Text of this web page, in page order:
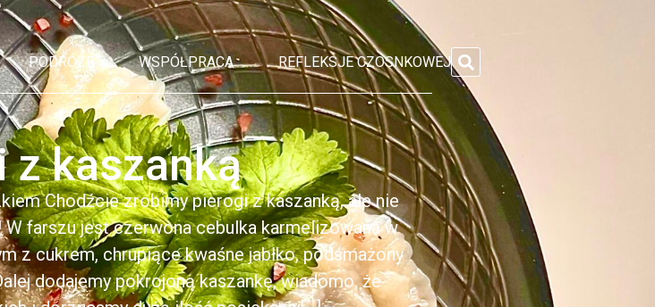
PODRÓŻE WSPÓŁPRACA REFLEKSJE CZOSNKOWEJ
z kaszanką
Chodźcie zrobimy pierogi z kaszanką, ale nie
farszu jest czerwona cebulka karmelizowana w
z cukrem, chrupiące kwaśne jabłko, podsmażony
dodajemy pokrojoną kaszankę, wiadomo, że